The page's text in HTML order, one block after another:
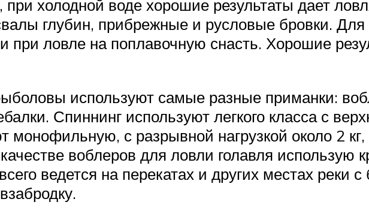
холодной воде хорошие результаты дает
глубин, прибрежные и русловые бровки.
при ловле на поплавочную снасть. Хорошие
используют самые разные приманки:
Спиннинг используют легкого класса с
монофильную, с разрывной нагрузкой около 2
воблеров для ловли голавля использую
ведется на перекатах и других местах реки